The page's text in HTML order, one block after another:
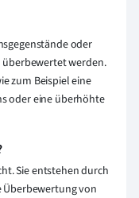
oder
werden.
zum Beispiel eine
oder eine überhöhte
Sie entstehen durch
von